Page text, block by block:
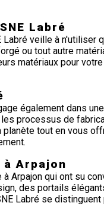
Labré
veille à n'utiliser
ou tout autre
matériaux pour
également dans
processus de
tout en vous
Arpajon
Arpajon qui ont su
des portails
Labré se